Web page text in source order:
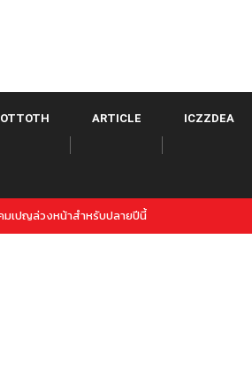
ARTICLE ICZZDEA
เปิดตัวภายใต้